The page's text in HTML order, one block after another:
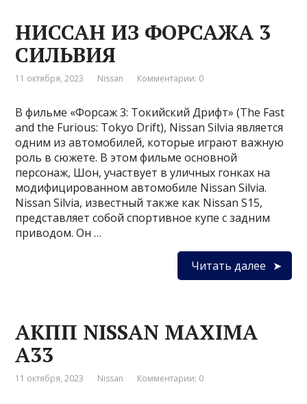
НИССАН ИЗ ФОРСАЖА 3
СИЛЬВИЯ
11 октября, 2023 Nissan Комментарии: 0
В фильме «Форсаж 3: Токийский Дрифт» (The Fast
and the Furious: Tokyo Drift), Nissan Silvia является
одним из автомобилей, которые играют важную
роль в сюжете. В этом фильме основной
персонаж, Шон, участвует в уличных гонках на
модифицированном автомобиле Nissan Silvia.
Nissan Silvia, известный также как Nissan S15,
представляет собой спортивное купе с задним
приводом. Он …
Читать далее
АКПП NISSAN MAXIMA
A33
11 октября, 2023 Nissan Комментарии: 0